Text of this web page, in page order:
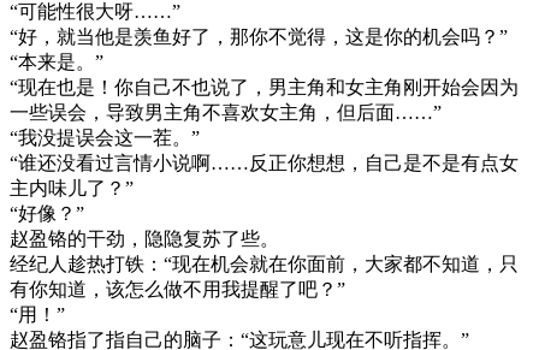
“可能性很大呀……”
“好，就当他是羡鱼好了，那你不觉得，这是你的机会吗？”
“本来是。”
“现在也是！你自己不也说了，男主角和女主角刚开始会因为
一些误会，导致男主角不喜欢女主角，但后面……”
“我没提误会这一茬。”
“谁还没看过言情小说啊……反正你想想，自己是不是有点女
主内味儿了？”
“好像？”
赵盈铬的干劲，隐隐复苏了些。
经纪人趁热打铁：“现在机会就在你面前，大家都不知道，只
有你知道，该怎么做不用我提醒了吧？”
“用！”
赵盈铬指了指自己的脑子：“这玩意儿现在不听指挥。”